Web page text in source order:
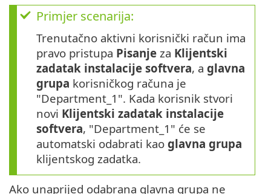
Primjer scenarija:
Trenutačno aktivni korisnički račun ima
pravo pristupa Pisanje za Klijentski
zadatak instalacije softvera, a glavna
grupa korisničkog računa je
"Department_1". Kada korisnik stvori
novi Klijentski zadatak instalacije
softvera, "Department_1" će se
automatski odabrati kao glavna grupa
klijentskog zadatka.
Ako unaprijed odabrana glavna grupa ne